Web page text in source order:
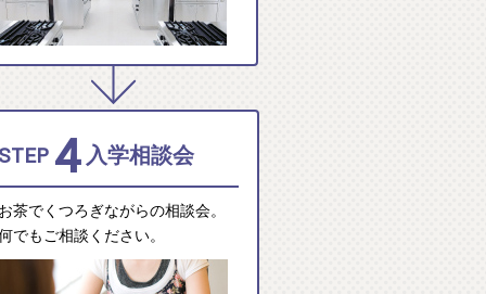
4 入学相談会
茶でくつろぎながらの相談会。
でもご相談ください。